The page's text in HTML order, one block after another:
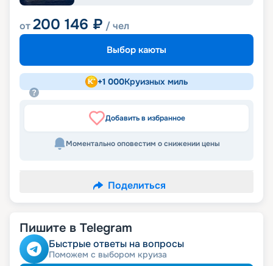
от200 146 ₽ / чел
Выбор каюты
+1 000Круизных миль
Добавить в избранное
Моментально оповестим о снижении цены
Поделиться
Пишите в Telegram
Быстрые ответы на вопросы
Поможем с выбором круиза